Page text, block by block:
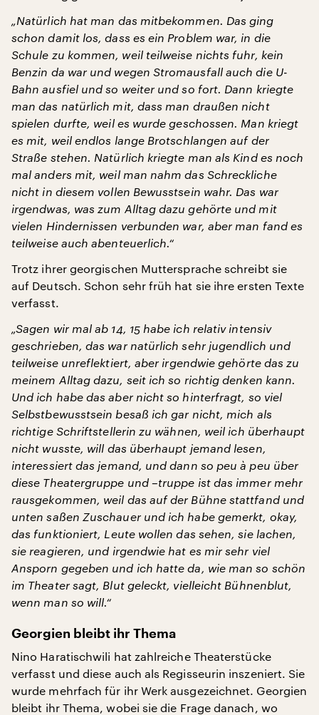
„Natürlich hat man das mitbekommen. Das ging
schon damit los, dass es ein Problem war, in die
Schule zu kommen, weil teilweise nichts fuhr, kein
Benzin da war und wegen Stromausfall auch die U-
Bahn ausfiel und so weiter und so fort. Dann kriegte
man das natürlich mit, dass man draußen nicht
spielen durfte, weil es wurde geschossen. Man kriegt
es mit, weil endlos lange Brotschlangen auf der
Straße stehen. Natürlich kriegte man als Kind es noch
mal anders mit, weil man nahm das Schreckliche
nicht in diesem vollen Bewusstsein wahr. Das war
irgendwas, was zum Alltag dazu gehörte und mit
vielen Hindernissen verbunden war, aber man fand es
teilweise auch abenteuerlich.“
Trotz ihrer georgischen Muttersprache schreibt sie
auf Deutsch. Schon sehr früh hat sie ihre ersten Texte
verfasst.
„Sagen wir mal ab 14, 15 habe ich relativ intensiv
geschrieben, das war natürlich sehr jugendlich und
teilweise unreflektiert, aber irgendwie gehörte das zu
meinem Alltag dazu, seit ich so richtig denken kann.
Und ich habe das aber nicht so hinterfragt, so viel
Selbstbewusstsein besaß ich gar nicht, mich als
richtige Schriftstellerin zu wähnen, weil ich überhaupt
nicht wusste, will das überhaupt jemand lesen,
interessiert das jemand, und dann so peu à peu über
diese Theatergruppe und –truppe ist das immer mehr
rausgekommen, weil das auf der Bühne stattfand und
unten saßen Zuschauer und ich habe gemerkt, okay,
das funktioniert, Leute wollen das sehen, sie lachen,
sie reagieren, und irgendwie hat es mir sehr viel
Ansporn gegeben und ich hatte da, wie man so schön
im Theater sagt, Blut geleckt, vielleicht Bühnenblut,
wenn man so will.“
Georgien bleibt ihr Thema
Nino Haratischwili hat zahlreiche Theaterstücke
verfasst und diese auch als Regisseurin inszeniert. Sie
wurde mehrfach für ihr Werk ausgezeichnet. Georgien
bleibt ihr Thema, wobei sie die Frage danach, wo